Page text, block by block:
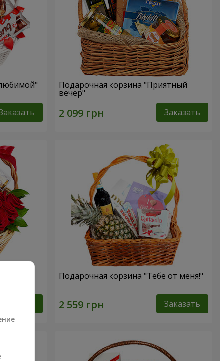
Подарочная корзина "Приятный
вечер"
Заказать
Подарочная корзина "Тебе от меня!"
Заказать